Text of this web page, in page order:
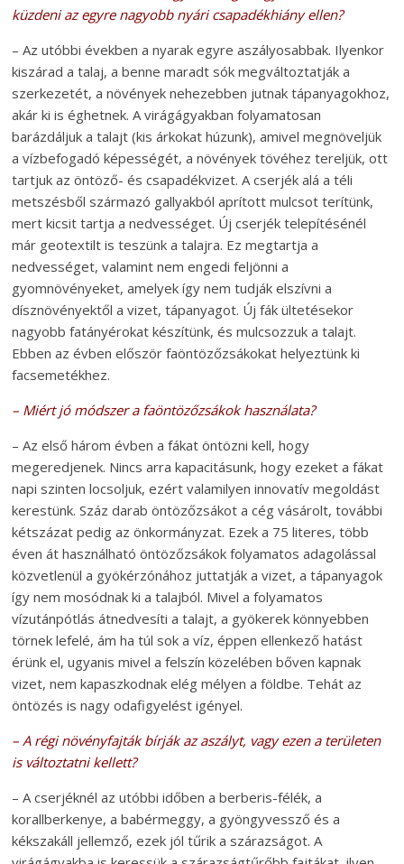
küzdeni az egyre nagyobb nyári csapadékhiány ellen?
– Az utóbbi években a nyarak egyre aszályosabbak. Ilyenkor
kiszárad a talaj, a benne maradt sók megváltoztatják a
szerkezetét, a növények nehezebben jutnak tápanyagokhoz,
akár ki is éghetnek. A virágágyakban folyamatosan
barázdáljuk a talajt (kis árkokat húzunk), amivel megnöveljük
a vízbefogadó képességét, a növények tövéhez tereljük, ott
tartjuk az öntöző- és csapadékvizet. A cserjék alá a téli
metszésből származó gallyakból aprított mulcsot terítünk,
mert kicsit tartja a nedvességet. Új cserjék telepítésénél
már geotextilt is teszünk a talajra. Ez megtartja a
nedvességet, valamint nem engedi feljönni a
gyomnövényeket, amelyek így nem tudják elszívni a
dísznövényektől a vizet, tápanyagot. Új fák ültetésekor
nagyobb fatányérokat készítünk, és mulcsozzuk a talajt.
Ebben az évben először faöntözőzsákokat helyeztünk ki
facsemetékhez.
– Miért jó módszer a faöntözőzsákok használata?
– Az első három évben a fákat öntözni kell, hogy
megeredjenek. Nincs arra kapacitásunk, hogy ezeket a fákat
napi szinten locsoljuk, ezért valamilyen innovatív megoldást
kerestünk. Száz darab öntözőzsákot a cég vásárolt, további
kétszázat pedig az önkormányzat. Ezek a 75 literes, több
éven át használható öntözőzsákok folyamatos adagolással
közvetlenül a gyökérzónához juttatják a vizet, a tápanyagok
így nem mosódnak ki a talajból. Mivel a folyamatos
vízutánpótlás átnedvesíti a talajt, a gyökerek könnyebben
törnek lefelé, ám ha túl sok a víz, éppen ellenkező hatást
érünk el, ugyanis mivel a felszín közelében bőven kapnak
vizet, nem kapaszkodnak elég mélyen a földbe. Tehát az
öntözés is nagy odafigyelést igényel.
– A régi növényfajták bírják az aszályt, vagy ezen a területen
is változtatni kellett?
– A cserjéknél az utóbbi időben a berberis-félék, a
korallberkenye, a babérmeggy, a gyöngyvessző és a
kékszakáll jellemző, ezek jól tűrik a szárazságot. A